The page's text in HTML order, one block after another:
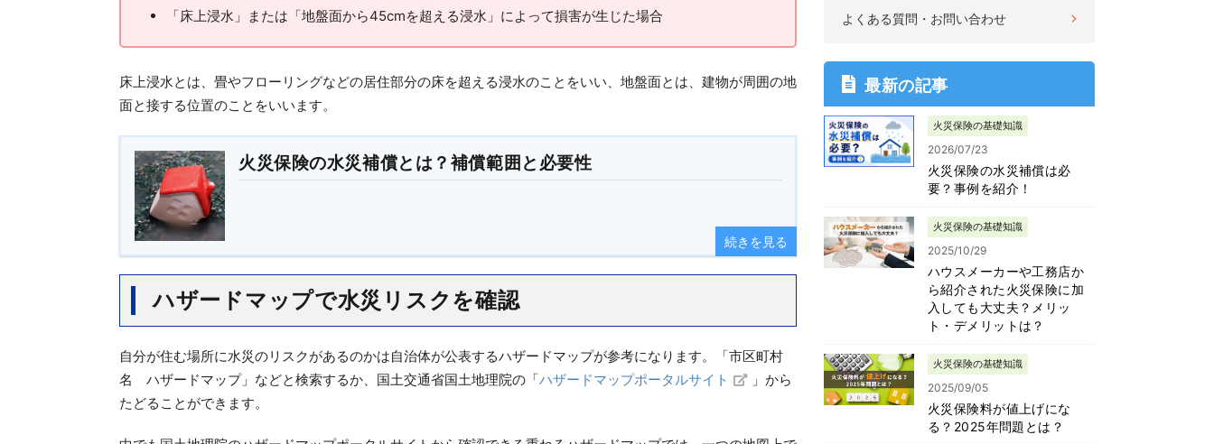
「床上浸水」または「地盤面から45cmを超える浸水」によって損害が生じた場合
床上浸水とは、畳やフローリングなどの居住部分の床を超える浸水のことをいい、地盤面とは、建物が周囲の地
面と接する位置のことをいいます。
火災保険の水災補償とは？補償範囲と必要性
続きを見る
ハザードマップで水災リスクを確認
自分が住む場所に水災のリスクがあるのかは自治体が公表するハザードマップが参考になります。「市区町村
名 ハザードマップ」などと検索するか、国土交通省国土地理院の「ハザードマップポータルサイト
」から
たどることができます。
よくある質問・お問い合わせ
最新の記事
火災保険の基礎知識
2026/07/23
火災保険の水災補償は必
要？事例を紹介！
火災保険の基礎知識
2025/10/29
ハウスメーカーや工務店か
ら紹介された火災保険に加
入しても大丈夫？メリッ
ト・デメリットは？
火災保険の基礎知識
2025/09/05
火災保険料が値上げにな
る？2025年問題とは？